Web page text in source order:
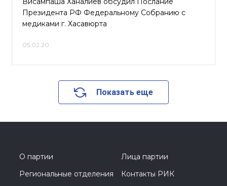
Президента РФ Федеральному Собранию с
медиками г. Хасавюрта
05.02.20
Показать еще
О партии
Лица партии
Региональные отделения
Контакты РИК